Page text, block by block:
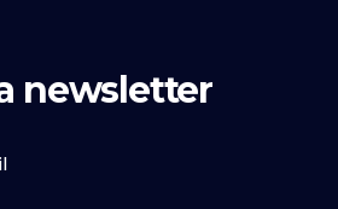
newsletter